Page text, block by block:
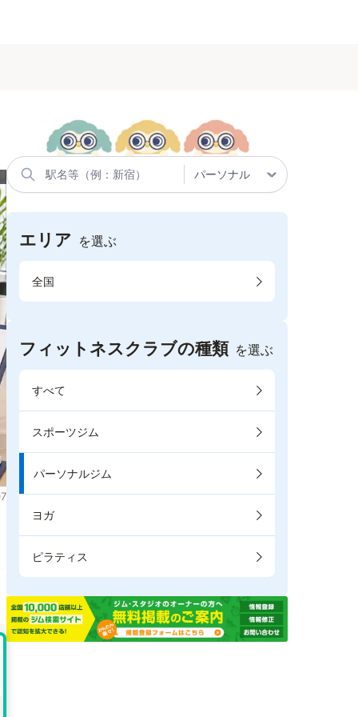
エリア を選ぶ
全国
フィットネスクラブの種類 を選ぶ
すべて
スポーツジム
パーソナルジム
ヨガ
ピラティス